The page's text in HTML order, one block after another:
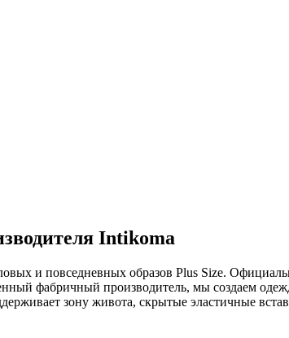
Intikoma
и повседневных образов Plus Size.
фабричный производитель, мы создаем
зону живота, скрытые эластичные